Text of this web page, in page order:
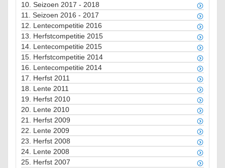
10. Seizoen 2017 - 2018
11. Seizoen 2016 - 2017
12. Lentecompetitie 2016
13. Herfstcompetitie 2015
14. Lentecompetitie 2015
15. Herfstcompetitie 2014
16. Lentecompetitie 2014
17. Herfst 2011
18. Lente 2011
19. Herfst 2010
20. Lente 2010
21. Herfst 2009
22. Lente 2009
23. Herfst 2008
24. Lente 2008
25. Herfst 2007